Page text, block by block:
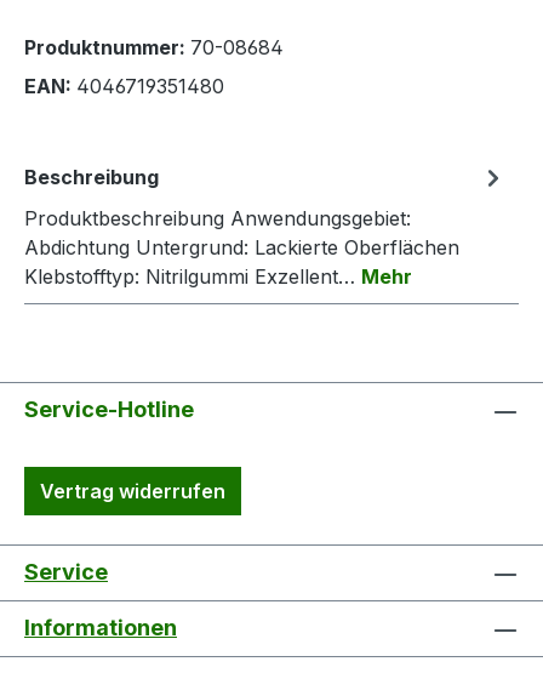
Produktnummer: 70-08684
EAN: 4046719351480
Beschreibung
Produktbeschreibung Anwendungsgebiet:
Abdichtung Untergrund: Lackierte Oberflächen
Klebstofftyp: Nitrilgummi Exzellent… Mehr
Service-Hotline
Vertrag widerrufen
Service
Informationen